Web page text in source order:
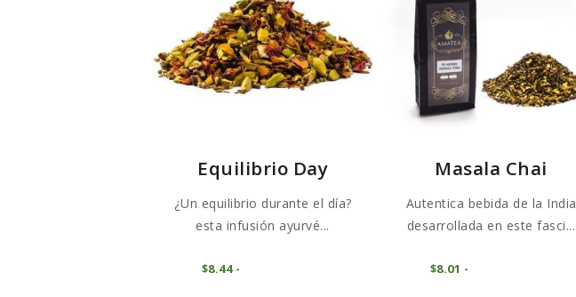
Equilibrio Day
¿Un equilibrio durante el día?
esta infusión ayurvé...
$8 44 -
Masala Chai
Autentica bebida de la India
desarrollada en este fasci...
$8 01 -